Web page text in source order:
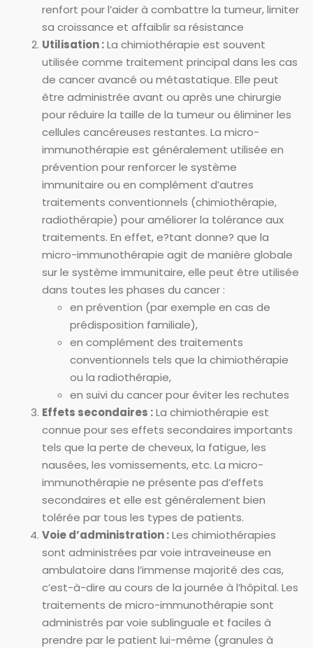
renfort pour l’aider à combattre la tumeur, limiter
sa croissance et affaiblir sa résistance
Utilisation :La chimiothérapie est souvent
utilisée comme traitement principal dans les cas
de cancer avancé ou métastatique. Elle peut
être administrée avant ou après une chirurgie
pour réduire la taille de la tumeur ou éliminer les
cellules cancéreuses restantes. La micro-
immunothérapie est généralement utilisée en
prévention pour renforcer le système
immunitaire ou en complément d’autres
traitements conventionnels (chimiothérapie,
radiothérapie) pour améliorer la tolérance aux
traitements. En effet, e?tant donne? que la
micro-immunothérapie agit de manière globale
sur le système immunitaire, elle peut être utilisée
dans toutes les phases du cancer :
en prévention (par exemple en cas de
prédisposition familiale),
en complément des traitements
conventionnels tels que la chimiothérapie
ou la radiothérapie,
en suivi du cancer pour éviter les rechutes
Effets secondaires :La chimiothérapie est
connue pour ses effets secondaires importants
tels que la perte de cheveux, la fatigue, les
nausées, les vomissements, etc. La micro-
immunothérapie ne présente pas d’effets
secondaires et elle est généralement bien
tolérée par tous les types de patients.
Voie d’administration :Les chimiothérapies
sont administrées par voie intraveineuse en
ambulatoire dans l’immense majorité des cas,
c’est-à-dire au cours de la journée à l’hôpital. Les
traitements de micro-immunothérapie sont
administrés par voie sublinguale et faciles à
prendre par le patient lui-même (granules à